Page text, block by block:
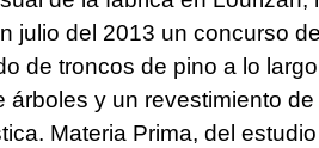
julio del 2013 un concurso
de troncos de pino a lo
árboles y un revestimiento
Materia Prima, del